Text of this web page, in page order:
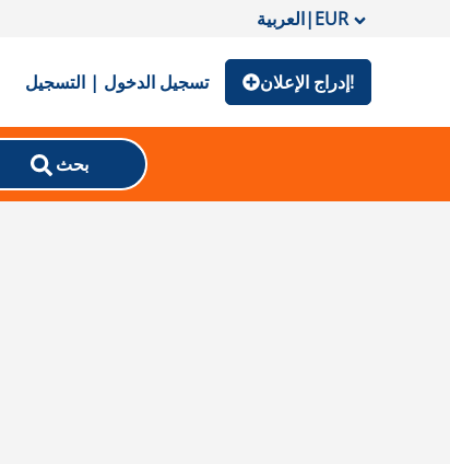
العربية|EUR
تسجيل الدخول | التسجيل إدراج الإعلان!
بحث